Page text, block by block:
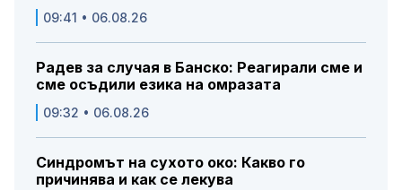
09:41 • 06.08.26
Радев за случая в Банско: Реагирали сме и
сме осъдили езика на омразата
09:32 • 06.08.26
Синдромът на сухото око: Какво го
причинява и как се лекува